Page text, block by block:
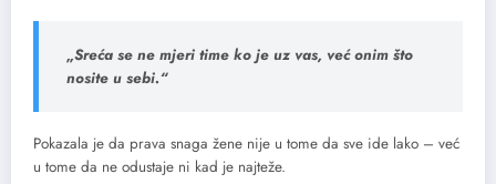
„Sreća se ne mjeri time ko je uz vas, već onim što
nosite u sebi.“
Pokazala je da prava snaga žene nije u tome da sve ide lako – već
u tome da ne odustaje ni kad je najteže.